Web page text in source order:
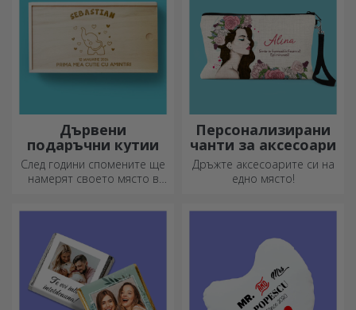
Дървени
подаръчни кутии
След години спомените ще
намерят своето място в
Персонализирани
чанти за аксесоари
Дръжте аксесоарите си на
едно място!